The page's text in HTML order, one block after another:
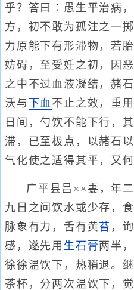
乎？答曰∶愚生平治病
方，初不敢为孤注之一
力原能下有形滞物，若
妨碍，至受妊之初，因
之中不过血液凝结，赭
沃与
下血不止之效，重
日间，勺饮不能下行，
滞，已至极点，以赭石以
气化使之适得其平，又
广平县吕××妻，年
九日之间饮水或少存，
脉象有力，舌有黄苔 ，
感，遂先用 生石膏两半
徐徐温饮下，热稍退。
茶杯，分两次温饮下，